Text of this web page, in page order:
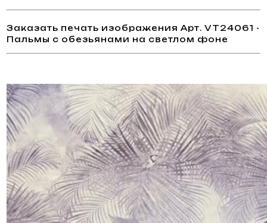
Заказать печать изображения Арт. VT24061 -
Пальмы с обезьянами на светлом фоне